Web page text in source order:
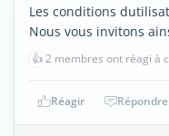
Les conditions
Nous vous invitons
👍2 membres ont réagi à
Réagir Répondre